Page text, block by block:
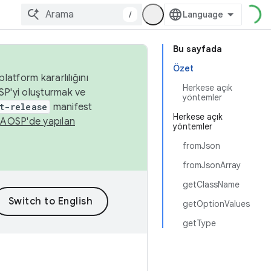
/
Bu sayfada
Özet
Herkese açık
yöntemler
Herkese açık
yöntemler
fromJson
fromJsonArray
getClassName
getOptionValues
getType
kararlılığını
oluşturmak ve
release manifest
AOSP'de yapılan